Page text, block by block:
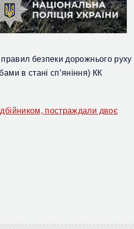
безпеки дорожнього руху
в стані сп’яніння) КК
постраждали двоє